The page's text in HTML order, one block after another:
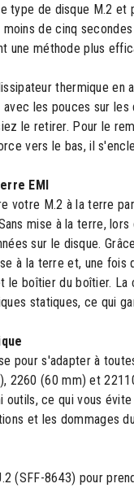
type de disque M.2
de cinq
une méthode plus
thermique en
les pouces sur
le retirer. Pour le
vers le bas, il
EMI
votre M.2 à la terre
mise à la terre,
sur le disque.
à la terre et, une fois
le boîtier du boîtier.
statiques, ce qui
pour s'adapter à
2260 (60 mm) et
outils, ce qui vous
et les dommages
(SFF-8643) pour